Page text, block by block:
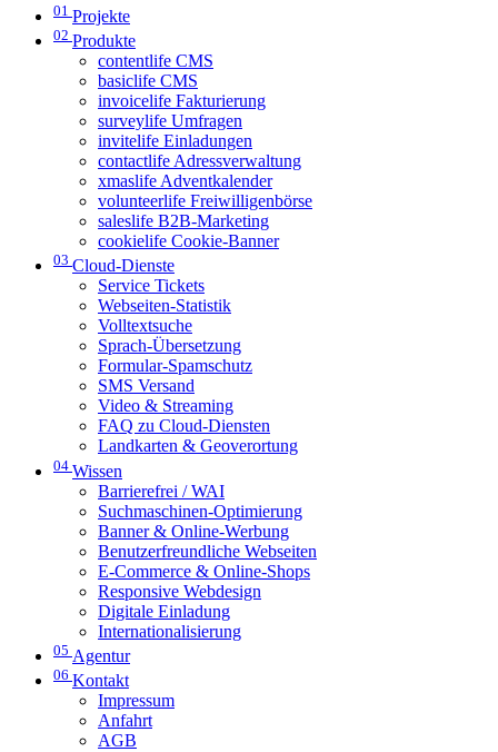
01 Projekte
02 Produkte
contentlife CMS
basiclife CMS
invoicelife Fakturierung
surveylife Umfragen
invitelife Einladungen
contactlife Adressverwaltung
xmaslife Adventkalender
volunteerlife Freiwilligenbörse
saleslife B2B-Marketing
cookielife Cookie-Banner
03 Cloud-Dienste
Service Tickets
Webseiten-Statistik
Volltextsuche
Sprach-Übersetzung
Formular-Spamschutz
SMS Versand
Video & Streaming
FAQ zu Cloud-Diensten
Landkarten & Geoverortung
04 Wissen
Barrierefrei / WAI
Suchmaschinen-Optimierung
Banner & Online-Werbung
Benutzerfreundliche Webseiten
E-Commerce & Online-Shops
Responsive Webdesign
Digitale Einladung
Internationalisierung
05 Agentur
06 Kontakt
Impressum
Anfahrt
AGB